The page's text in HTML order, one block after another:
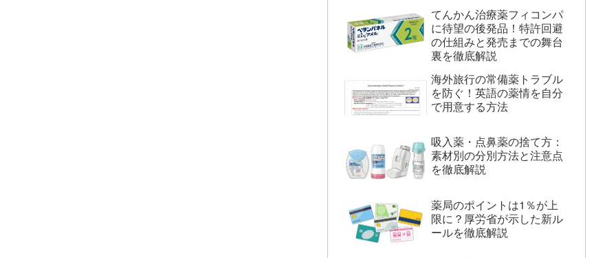
てんかん治療薬フィコンパ
に待望の後発品！特許回避
の仕組みと発売までの舞台
裏を徹底解説
海外旅行の常備薬トラブル
を防ぐ！英語の薬情を自分
で用意する方法
吸入薬・点鼻薬の捨て方：
素材別の分別方法と注意点
を徹底解説
薬局のポイントは1％が上
限に？厚労省が示した新ル
ールを徹底解説